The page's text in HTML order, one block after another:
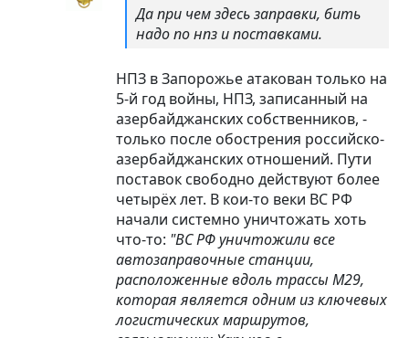
Да при чем здесь заправки, бить
надо по нпз и поставками.
НПЗ в Запорожье атакован только на
5-й год войны, НПЗ, записанный на
азербайджанских собственников, -
только после обострения российско-
азербайджанских отношений. Пути
поставок свободно действуют более
четырёх лет. В кои-то веки ВС РФ
начали системно уничтожать хоть
что-то: "ВС РФ уничтожили все
автозаправочные станции,
расположенные вдоль трассы М29,
которая является одним из ключевых
логистических маршрутов,